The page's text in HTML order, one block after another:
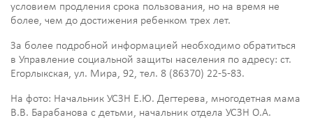
условием продления срока пользования, но на время не
более, чем до достижения ребенком трех лет.
За более подробной информацией необходимо обратиться
в Управление социальной защиты населения по адресу: ст.
Егорлыкская, ул. Мира, 92, тел. 8 (86370) 22-5-83.
На фото: Начальник УСЗН Е.Ю. Дегтерева, многодетная мама
В.В. Барабанова с детьми, начальник отдела УСЗН О.А.